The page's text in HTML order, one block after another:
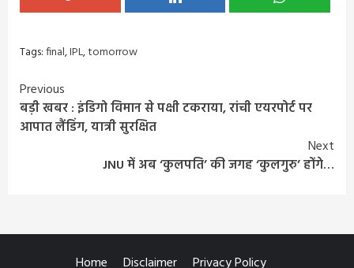
Tags:final,IPL,tomorrow
Continue
Reading
Previous
बड़ी खबर : इंडिगो विमान से पक्षी टकराया, रांची एयरपोर्ट पर
आपात लैंडिंग, यात्री सुरक्षित
Next
JNU में अब ‘कुलपति’ की जगह ‘कुलगुरु’ होंगे…
Home Disclaimer Privacy Policy